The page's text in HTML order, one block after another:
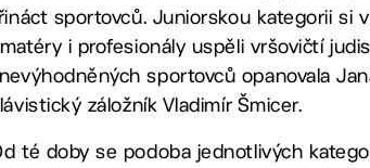
sportovců. Juniorskou kategorii si
i profesionály uspěli vršovičtí
sportovců opanovala
záložník Vladimír Šmicer.
té doby se podoba jednotlivých